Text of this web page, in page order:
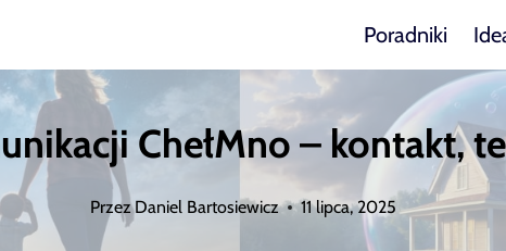
Poradniki
ChełMno – kontakt,
Przez Daniel Bartosiewicz 11 lipca, 2025